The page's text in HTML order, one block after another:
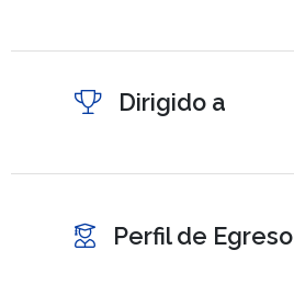
Dirigido a
Perfil de Egreso